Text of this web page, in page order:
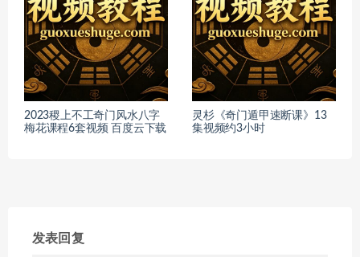
2023稷上不工奇门风水八字
梅花课程6套视频 百度云下载
灵杉《奇门遁甲速断课》13
集视频约3小时
发表回复